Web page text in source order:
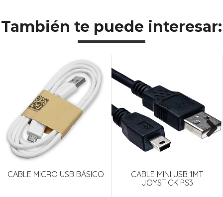
También te puede interesar:
CABLE MICRO USB BÁSICO
CABLE MINI USB 1MT
JOYSTICK PS3